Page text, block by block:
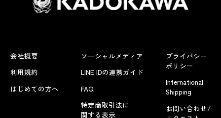
会社概要
利用規約
はじめての方へ
ソーシャルメディア
LINE IDの連携ガイド
FAQ
特定商取引法に
関する表示
プライバシー
ポリシー
International
Shipping
お問い合わせ/